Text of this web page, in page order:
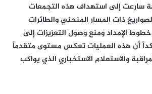
سارعت إلى استهداف هذه التجمعات
ذات المسار المنحني والطائرات
الإمداد ومنع وصول التعزيزات إلى
أن هذه العمليات تعكس مستوى متقدماً
والاستعلام الاستخباري الذي يواكب